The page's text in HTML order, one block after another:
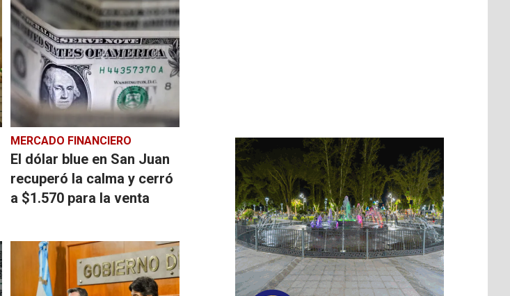
MERCADO FINANCIERO
El dólar blue en San Juan
recuperó la calma y cerró
a $1.570 para la venta